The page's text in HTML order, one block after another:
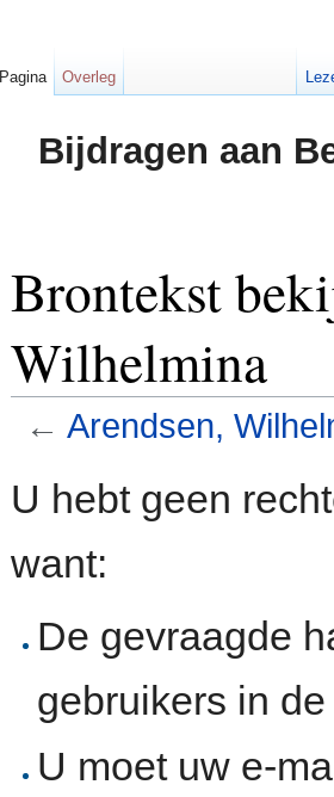
Bijdragen aan
Brontekst
Wilhelmina
← Arendsen,
U hebt geen
want:
De gevraagde
gebruikers in
U moet uw e-
Pagina Overleg